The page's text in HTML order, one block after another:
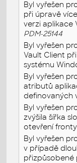
Byl vyřešen
při úpravě
verzi aplikace
PDM-25144
Byl vyřešen
Vault Client
systému
Byl vyřešen
atributů
definovaných
Byl vyřešen
zvýšila šířka
otevření
Byl vyřešen
v případě
přizpůsobené